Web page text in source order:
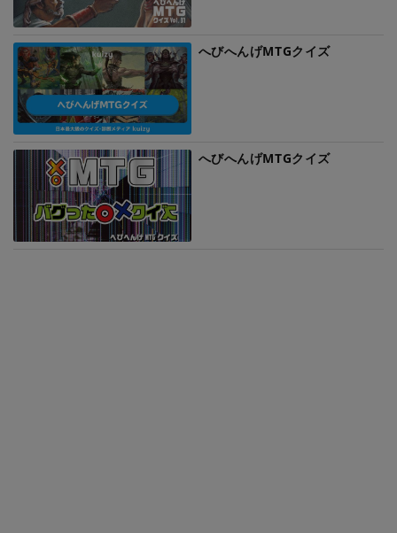
へびへんげMTGクイズ
へびへんげMTGクイズ